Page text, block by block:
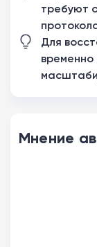
требуют
Для
временно
Мнение